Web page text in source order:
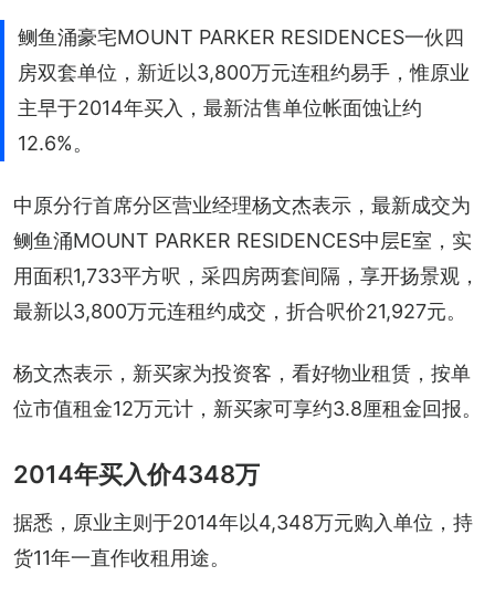
鲗鱼涌豪宅MOUNT PARKER RESIDENCES一伙四
房双套单位，新近以3,800万元连租约易手，惟原业
主早于2014年买入，最新沽售单位帐面蚀让约
12.6%。
中原分行首席分区营业经理杨文杰表示，最新成交为
鲗鱼涌MOUNT PARKER RESIDENCES中层E室，实
用面积1,733平方呎，采四房两套间隔，享开扬景观，
最新以3,800万元连租约成交，折合呎价21,927元。
杨文杰表示，新买家为投资客，看好物业租赁，按单
位市值租金12万元计，新买家可享约3.8厘租金回报。
2014年买入价4348万
据悉，原业主则于2014年以4,348万元购入单位，持
货11年一直作收租用途。